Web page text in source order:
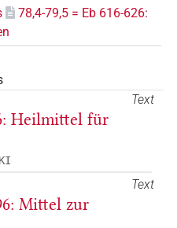
78,4-79,5 = Eb 616-626:
Text
Heilmittel für
Text
Mittel zur